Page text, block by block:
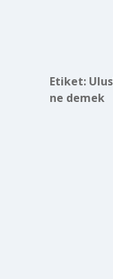
Etiket:
ne demek